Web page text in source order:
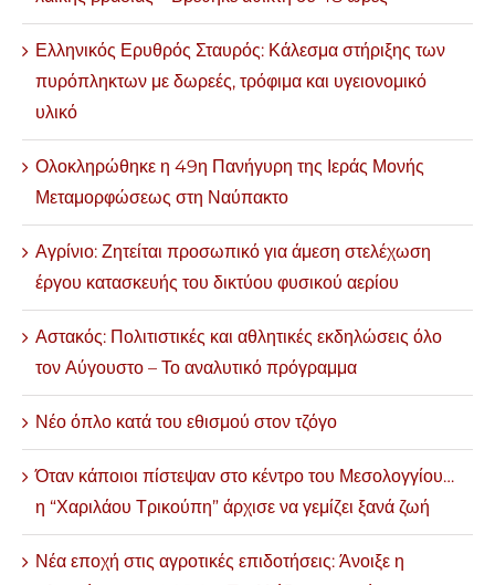
Ελληνικός Ερυθρός Σταυρός: Κάλεσμα στήριξης των
πυρόπληκτων με δωρεές, τρόφιμα και υγειονομικό
υλικό
Ολοκληρώθηκε η 49η Πανήγυρη της Ιεράς Μονής
Μεταμορφώσεως στη Ναύπακτο
Αγρίνιο: Ζητείται προσωπικό για άμεση στελέχωση
έργου κατασκευής του δικτύου φυσικού αερίου
Αστακός: Πολιτιστικές και αθλητικές εκδηλώσεις όλο
τον Αύγουστο – Το αναλυτικό πρόγραμμα
Νέο όπλο κατά του εθισμού στον τζόγο
Όταν κάποιοι πίστεψαν στο κέντρο του Μεσολογγίου…
η “Χαριλάου Τρικούπη” άρχισε να γεμίζει ξανά ζωή
Νέα εποχή στις αγροτικές επιδοτήσεις: Άνοιξε η